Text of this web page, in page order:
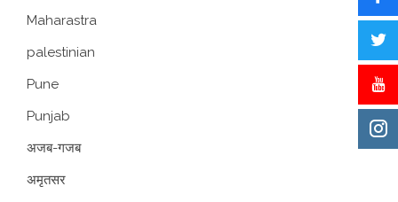
Maharastra
palestinian
Pune
Punjab
अजब-गजब
अमृतसर